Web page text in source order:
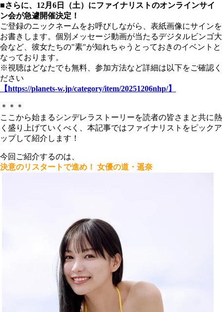
■さらに、12月6日（土）にファイナリストのオンラインサイ
ン会が急遽開催決定！
ご登録のニックネームをお呼びしながら、表紙画像にサインを
お書きします。個別メッセージ動画が当たるデジタルビンゴ大
会など、彼女たちの"素"が知れちゃうとっておきのイベントと
なっております。
※視聴はどなたでも無料、参加方法など詳細は以下をご確認く
ださい
【https://planets-w.jp/category/item/20251206nhp/】
＊＊＊
ここから始まるシンデレラストーリーを読者の皆さまと共に熱
く盛り上げていくべく、本記事ではファイナリストをピックア
ップして紹介します！
今回ご紹介するのは、
決意のリスタートで進め！ 女優の道・遥奈